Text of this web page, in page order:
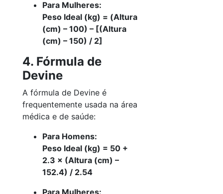
Para Mulheres:
Peso Ideal (kg) = (Altura
(cm) – 100) – [(Altura
(cm) – 150) / 2]
4. Fórmula de
Devine
A fórmula de Devine é
frequentemente usada na área
médica e de saúde:
Para Homens:
Peso Ideal (kg) = 50 +
2.3 × (Altura (cm) –
152.4) / 2.54
Para Mulheres: